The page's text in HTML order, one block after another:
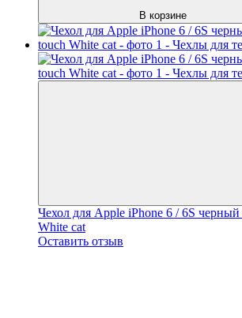
В корзине
Чехол для Apple iPhone 6 / 6S
White cat
Оставить отзыв